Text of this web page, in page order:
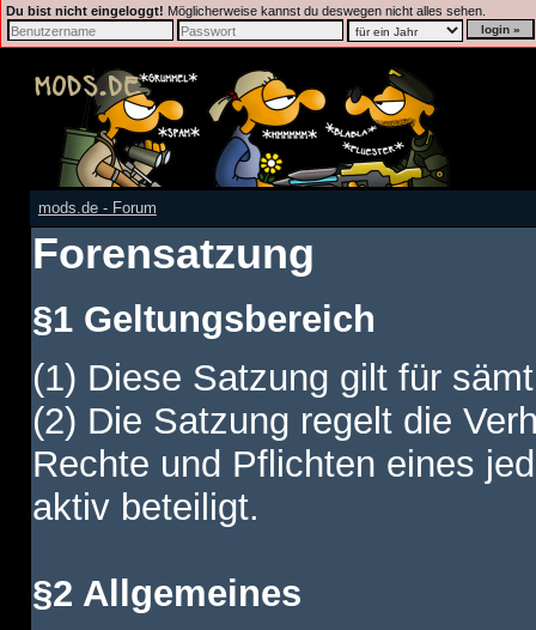
Du bist nicht eingeloggt! Möglicherweise kannst du deswegen nicht alles sehen.
mods.de - Forum
Forensatzung
§1 Geltungsbereich
(1) Diese Satzung gilt für
(2) Die Satzung regelt die
Rechte und Pflichten eines
aktiv beteiligt.
§2 Allgemeines